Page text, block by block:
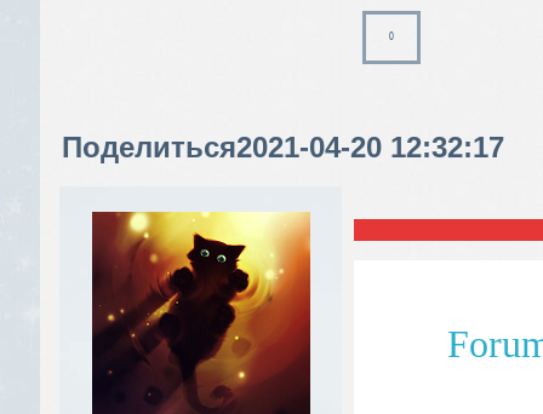
0
Поделиться2021-04-20 12:32:17